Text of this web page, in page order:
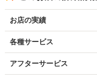
お店の実績
各種サービス
アフターサービス